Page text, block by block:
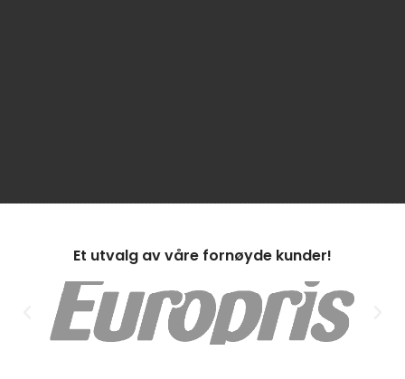
Et utvalg av våre fornøyde kunder!